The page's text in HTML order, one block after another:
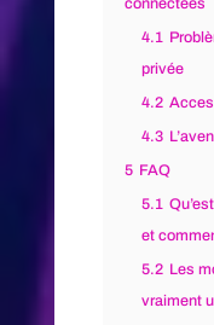
connectées
4.1
privée
4.2
4.3
5 FAQ
5.1
et
5.2 Les
vraiment